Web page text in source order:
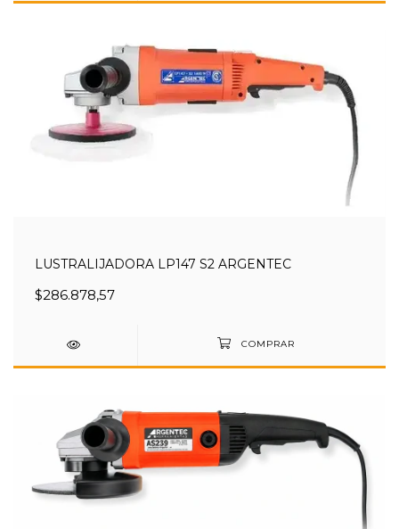
LUSTRALIJADORA LP147 S2 ARGENTEC
$286.878,57